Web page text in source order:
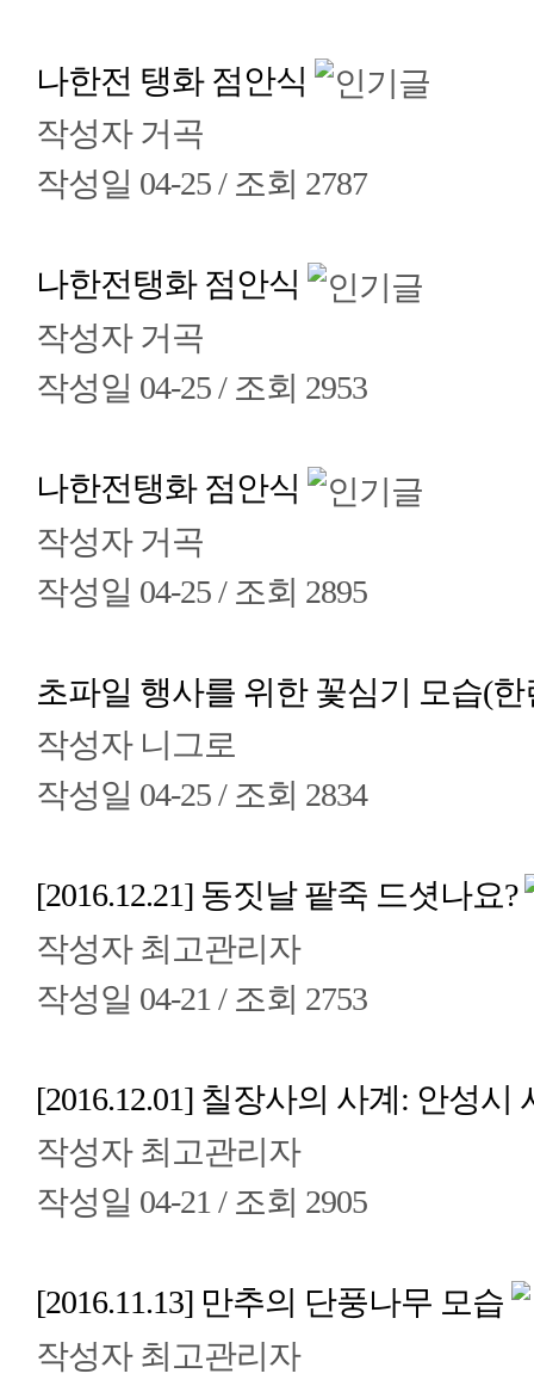
나한전 탱화 점안식
작성자 거곡
작성일 04-25 / 조회 2787
나한전탱화 점안식
작성자 거곡
작성일 04-25 / 조회 2953
나한전탱화 점안식
작성자 거곡
작성일 04-25 / 조회 2895
초파일 행사를 위한 꽃심기 모습(
작성자 니그로
작성일 04-25 / 조회 2834
[2016.12.21] 동짓날 팥죽 드셧나요?
작성자 최고관리자
작성일 04-21 / 조회 2753
[2016.12.01] 칠장사의 사계: 안성
작성자 최고관리자
작성일 04-21 / 조회 2905
[2016.11.13] 만추의 단풍나무 모습
작성자 최고관리자